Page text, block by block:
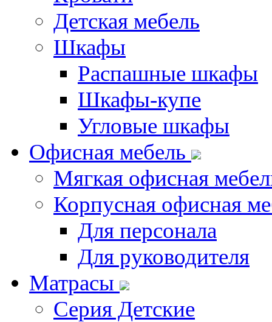
Детская мебель
Шкафы
Распашные шкафы
Шкафы-купе
Угловые шкафы
Офисная мебель
Мягкая офисная
Корпусная офисная
Для персонала
Для руководителя
Матрасы
Серия Детские